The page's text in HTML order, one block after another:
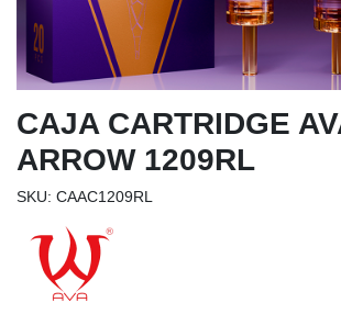
CAJA CARTRIDGE
ARROW 1209RL
SKU: CAAC1209RL